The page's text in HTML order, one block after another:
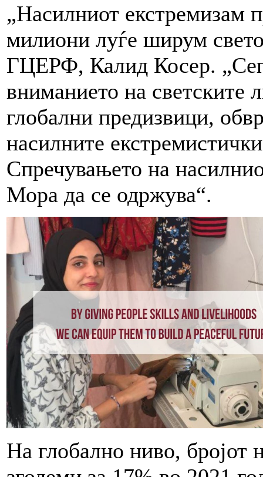
„Насилниот екстремизам
милиони луѓе ширум
ГЦЕРФ, Калид Косер.
вниманието на светските
глобални предизвици,
насилните
Спречувањето на
Мора да се одржува“.
На глобално ниво, бројот